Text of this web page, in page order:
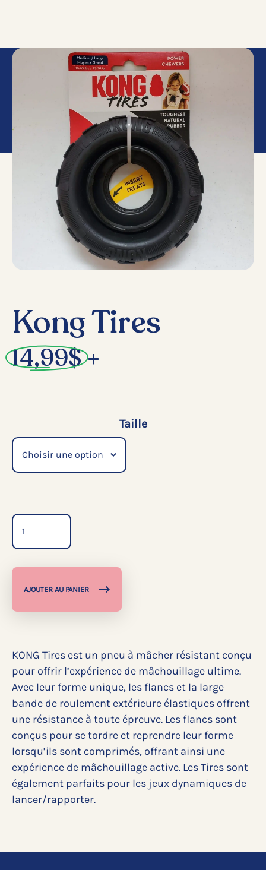
Kong Tires
14,99$+
Taille
AJOUTER AU PANIER
KONG Tires est un pneu à mâcher résistant conçu
pour offrir l’expérience de mâchouillage ultime.
Avec leur forme unique, les flancs et la large
bande de roulement extérieure élastiques offrent
une résistance à toute épreuve. Les flancs sont
conçus pour se tordre et reprendre leur forme
lorsqu’ils sont comprimés, offrant ainsi une
expérience de mâchouillage active. Les Tires sont
également parfaits pour les jeux dynamiques de
lancer/rapporter.